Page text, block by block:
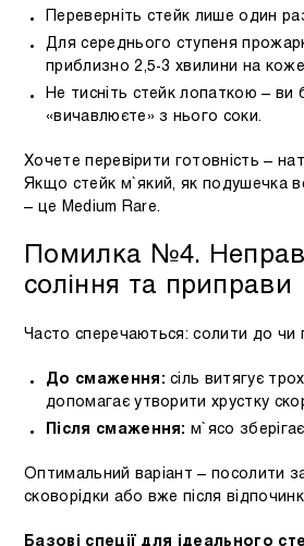
Переверніть стейк лише один
Для середнього ступеня
приблизно 2,5-3 хвилини на
Не тисніть стейк лопаткою – ви
«вичавлюєте» з нього соки.
Хочете перевірити готовність –
Якщо стейк м`який, як подушечка
– це Medium Rare.
Помилка №4.
соління та приправи
Часто сперечаються: солити до чи
До смаження:сіль витягує
допомагає утворити хрустку
Після смаження:м`ясо
Оптимальний варіант – посолити
сковорідки або вже після
Базові спеції для ідеального